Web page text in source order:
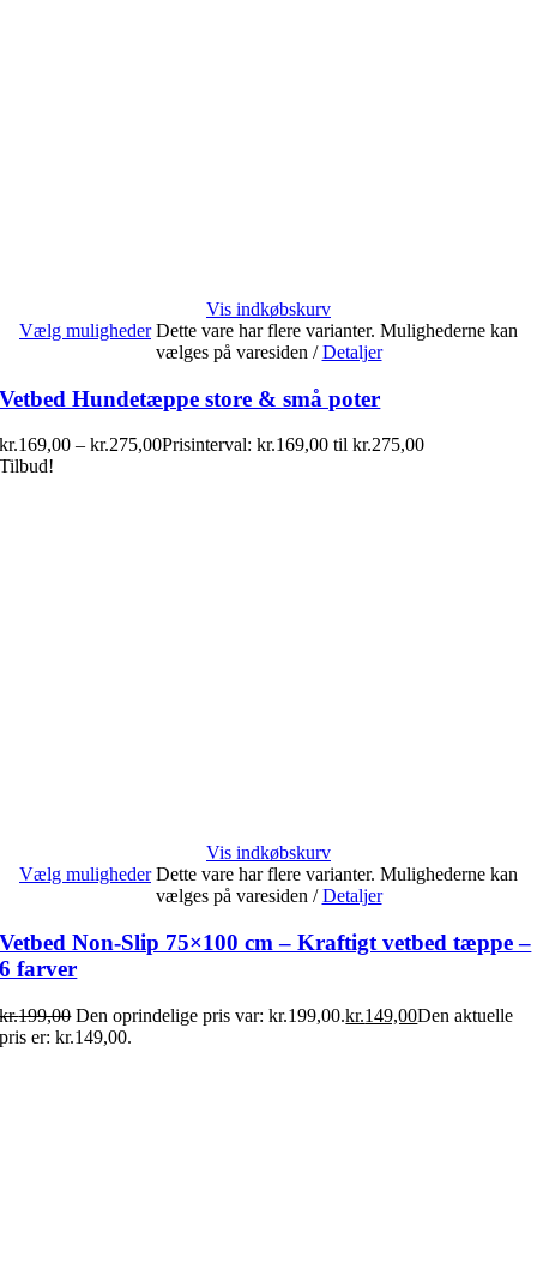
Vis indkøbskurv
Vælg muligheder Dette vare har flere varianter. Mulighederne kan
vælges på varesiden / Detaljer
Vetbed Hundetæppe store & små poter
kr.169,00 – kr.275,00Prisinterval: kr.169,00 til kr.275,00
Tilbud!
Vis indkøbskurv
Vælg muligheder Dette vare har flere varianter. Mulighederne kan
vælges på varesiden / Detaljer
Vetbed Non-Slip 75×100 cm – Kraftigt vetbed tæppe –
6 farver
kr.199,00 Den oprindelige pris var: kr.199,00.kr.149,00Den aktuelle
pris er: kr.149,00.